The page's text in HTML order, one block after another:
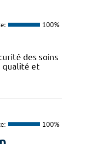
100%
des soins
qualité et
100%